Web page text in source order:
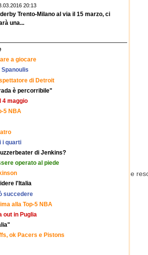
20:13
derby Trento-Milano al via il 15 marzo, ci
una...
a giocare
di Detroit
è percorribile"
4 maggio
5 NBA
i quarti
di Jenkins?
operato al piede
l'Italia
succedere
alla Top-5 NBA
out in Puglia
ok Pacers e Pistons